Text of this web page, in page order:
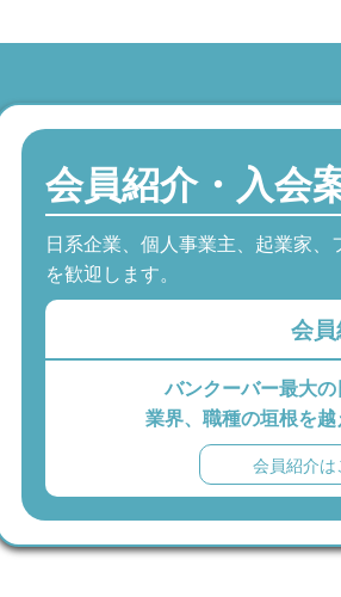
会員紹介・入会
日系企業、個人事業主、起業家
を歓迎します。
会
バンクーバー最大
業界、職種の垣根を越
会員紹介は